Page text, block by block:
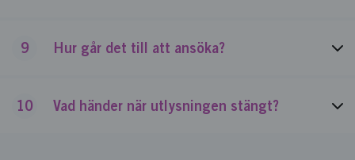
9 Hur går det till att ansöka?
10 Vad händer när utlysningen stängt?